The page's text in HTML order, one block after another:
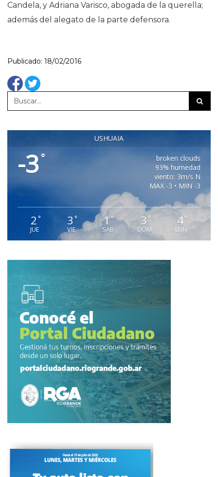
Candela, y Adriana Varisco, abogada de la querella;
además del alegato de la parte defensora.
Publicado: 18/02/2016
USHUAIA
-3°
broken clouds
93% humedad
viento: 3m/s N
MAX -3 • MIN -3
2°
JUE
3 °
VIE
1°
SAB
3 °
DOM
4°
LUN